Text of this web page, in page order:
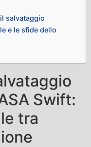
salvataggio
e le sfide dello
Swift:
tra